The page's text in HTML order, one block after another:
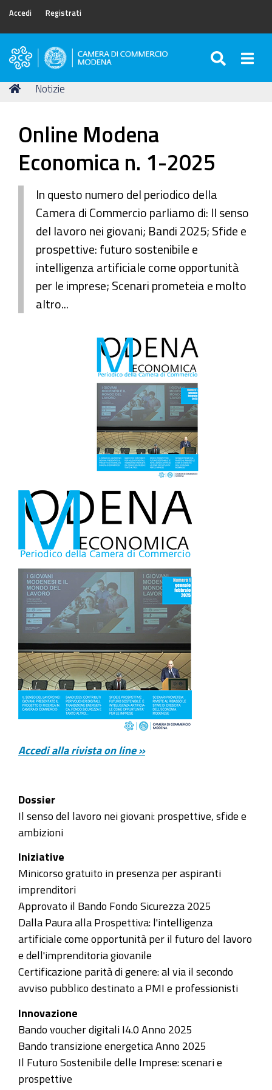
Accedi Registrati
Camera
Commercio
Tu
Home
Notizie
Online Modena
Economica n. 1-2025
In questo numero del periodico della
Camera di Commercio parliamo di: Il senso
del lavoro nei giovani; Bandi 2025; Sfide e
prospettive: futuro sostenibile e
intelligenza artificiale come opportunità
per le imprese; Scenari prometeia e molto
altro...
Accedi alla rivista on line »
Dossier
Il senso del lavoro nei giovani: prospettive, sfide e
ambizioni
Iniziative
Minicorso gratuito in presenza per aspiranti
imprenditori
Approvato il Bando Fondo Sicurezza 2025
Dalla Paura alla Prospettiva: l'intelligenza
artificiale come opportunità per il futuro del lavoro
e dell'imprenditoria giovanile
Certificazione parità di genere: al via il secondo
avviso pubblico destinato a PMI e professionisti
Innovazione
Bando voucher digitali I4.0 Anno 2025
Bando transizione energetica Anno 2025
Il Futuro Sostenibile delle Imprese: scenari e
prospettive